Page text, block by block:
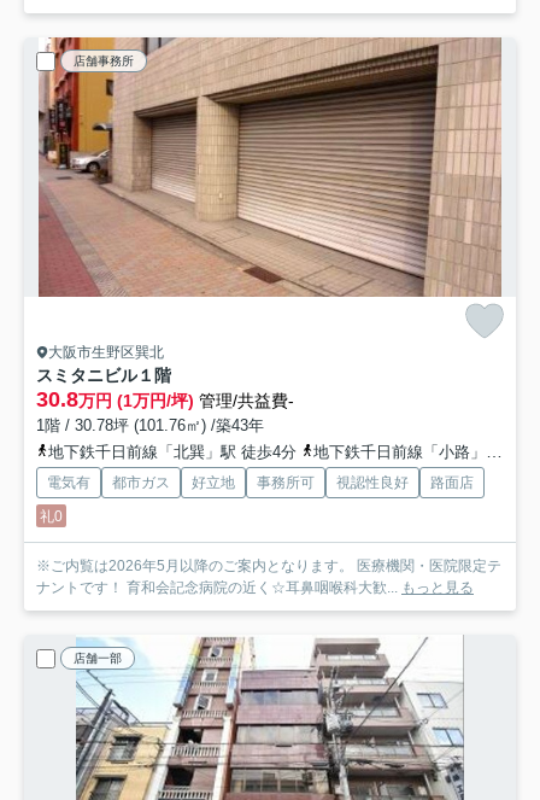
店舗事務所
大阪市生野区巽北
スミタニビル１階
30.8万円 (1万円/坪) 管理/共益費-
1階 / 30.78坪 (101.76㎡) /築43年
地下鉄千日前線「北巽」駅 徒歩4分
地下鉄千日前線「小路」駅 徒歩9分
電気有 都市ガス 好立地 事務所可 視認性良好
路面店
礼0
※ご内覧は2026年5月以降のご案内となります。 医療機関・医院限定テ
ナントです！ 育和会記念病院の近く☆耳鼻咽喉科大歓...
もっと見る
店舗一部